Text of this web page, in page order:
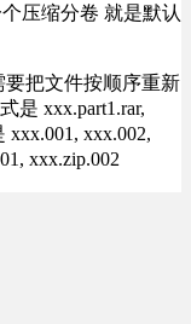
压缩分卷 就是默认
把文件按顺序重新
是 xxx.part1.rar,
xxx.001, xxx.002,
xxx.zip.002